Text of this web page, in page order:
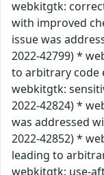
webkitgtk:
with improved
issue was
2022-42799) *
to arbitrary code
webkitgtk:
2022-42824) *
was addressed
2022-42852) *
leading to
webkitgtk: use-